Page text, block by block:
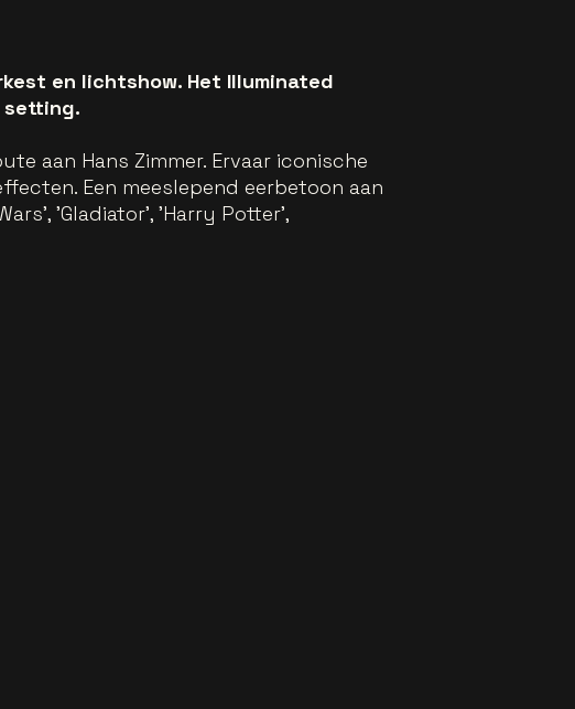
en lichtshow. Het Illuminated
setting.
aan Hans Zimmer. Ervaar iconische
Een meeslepend eerbetoon aan
'Gladiator', 'Harry Potter',